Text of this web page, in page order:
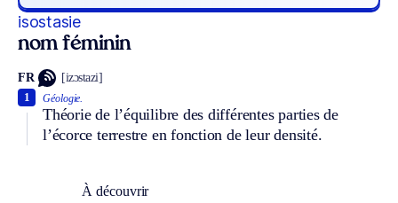
isostasie
nom féminin
FR [izɔstazi]
Géologie.
Théorie de l’équilibre des différentes parties de
l’écorce terrestre en fonction de leur densité.
1
À découvrir